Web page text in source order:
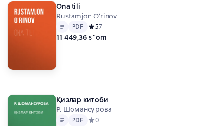
Ona tili
Rustamjon O‘rinov
Matn PDF
PDF Средний рейтинг 5 на основе 7 оценок
57
11 449,36 s`om
Қизлар китоби
Р. Шомансурова
Matn PDF
PDF Средний рейтинг 0 на основе 0 оценок
0